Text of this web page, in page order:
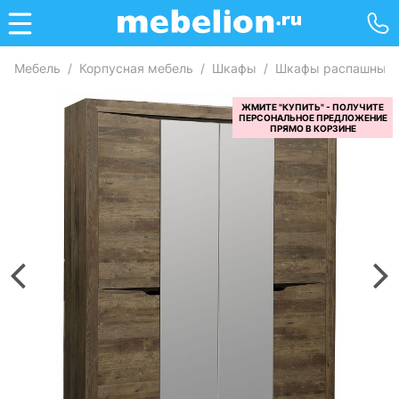
Мебель / Корпусная мебель / Шкафы / Шкафы распашные